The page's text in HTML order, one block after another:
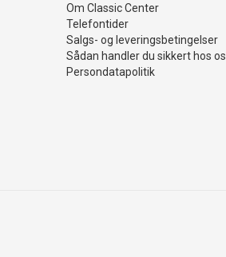
Om Classic Center
Telefontider
Salgs- og leveringsbetingelser
Sådan handler du sikkert hos os
Persondatapolitik